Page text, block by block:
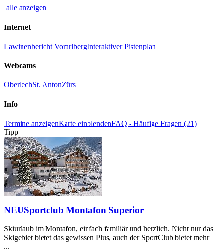
alle anzeigen
Internet
Lawinenbericht VorarlbergInteraktiver Pistenplan
Webcams
OberlechSt. AntonZürs
Info
Termine anzeigenKarte einblendenFAQ - Häufige Fragen (21)
Tipp
NEUSportclub Montafon Superior
Skiurlaub im Montafon, einfach familiär und herzlich. Nicht nur das
Skigebiet bietet das gewissen Plus, auch der SportClub bietet mehr
...